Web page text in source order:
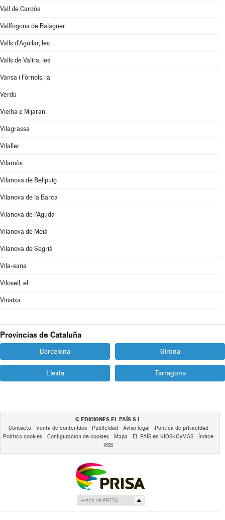
Vall de Cardós
Vallfogona de Balaguer
Valls d'Aguilar, les
Valls de Valira, les
Vansa i Fórnols, la
Verdú
Vielha e Mijaran
Vilagrassa
Vilaller
Vilamòs
Vilanova de Bellpuig
Vilanova de la Barca
Vilanova de l'Aguda
Vilanova de Meià
Vilanova de Segrià
Vila-sana
Vilosell, el
Vinaixa
Provincias de Cataluña
Barcelona Girona
Lleida Tarragona
© EDICIONES EL PAÍS S.L.
Contacto Venta de contenidos Publicidad Aviso legal
Política de privacidad
Política cookies
Configuración de cookies Mapa EL PAÍS en KIOSKOyMÁS
Índice
RSS